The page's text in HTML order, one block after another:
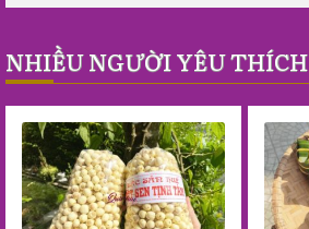
NHIỀU NGƯỜI YÊU THÍCH